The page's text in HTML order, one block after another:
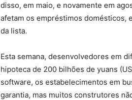
disso, em maio, e novamente em
afetam os empréstimos domésticos,
da lista.
Esta semana, desenvolvedores em
hipoteca de 200 bilhões de yuans
software, os estabelecimentos em
garantia, mas muitos construtores